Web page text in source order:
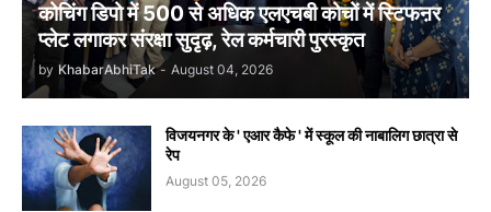
कोचिंग डिपो में 500 से अधिक एलएचबी कोचों में स्टिफऩर
प्लेट लगाकर संरक्षा सुदृढ़, रेल कर्मचारी पुरस्कृत
by KhabarAbhiTak - August 04, 2026
विजयनगर के ' एआर कैफे ' में स्कूल की नाबालिग छात्रा से
रेप
August 05, 2026